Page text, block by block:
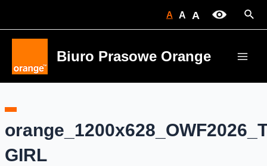
A A A
Biuro Prasowe Orange
GIRL